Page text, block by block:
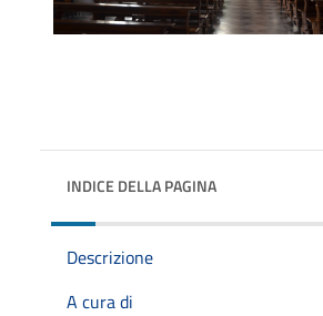
INDICE DELLA PAGINA
Descrizione
A cura di